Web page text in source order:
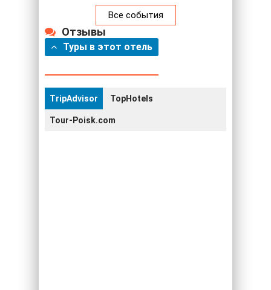
Все события
Отзывы
Туры в этот отель
TripAdvisor TopHotels
Tour-Poisk.com